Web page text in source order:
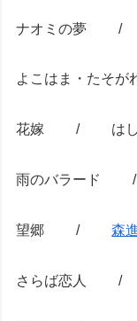
ナオミの夢 /
よこはま・
花嫁 / はしだ
雨のバラー
望郷 /森
さらば恋